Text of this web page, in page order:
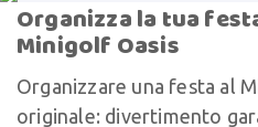
Organizza la tua
Minigolf Oasis
Organizzare una festa al
originale: divertimento